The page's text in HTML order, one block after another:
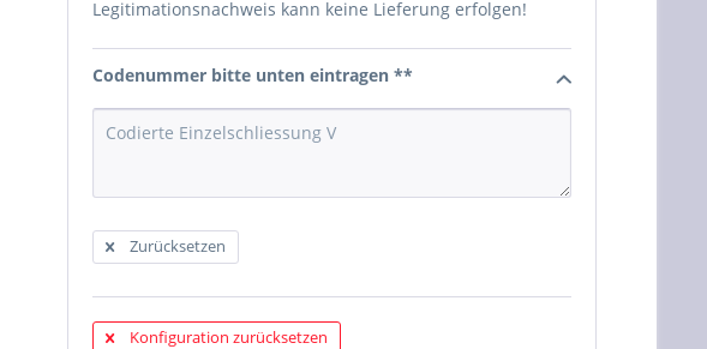
Legitimationsnachweis kann keine Lieferung erfolgen!
Codenummer bitte unten eintragen **
Zurücksetzen
Konfiguration zurücksetzen